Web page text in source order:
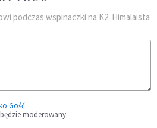
podczas wspinaczki na K2. Himalaista
Gość
moderowany